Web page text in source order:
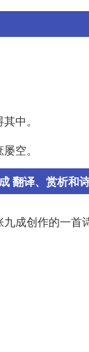
中。
空。
翻译、赏析和
九成创作的一